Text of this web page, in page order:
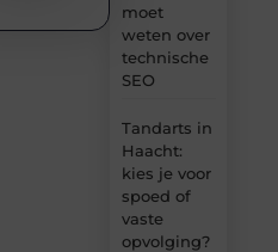
moet
weten over
technische
SEO
Tandarts in
Haacht:
kies je voor
spoed of
vaste
opvolging?